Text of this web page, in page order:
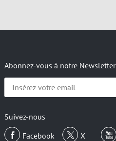
Abonnez-vous à notre Newsletter
Insérez
votre
Suivez-nous
Facebook
X